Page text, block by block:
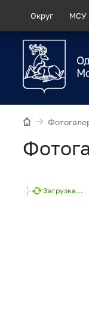
Округ МСУ
Загрузка...